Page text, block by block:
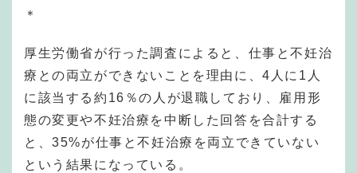
＊
厚生労働省が行った調査によると、仕事と不妊治
療との両立ができないことを理由に、4人に1人
に該当する約16％の人が退職しており、雇用形
態の変更や不妊治療を中断した回答を合計する
と、35%が仕事と不妊治療を両立できていない
という結果になっている。